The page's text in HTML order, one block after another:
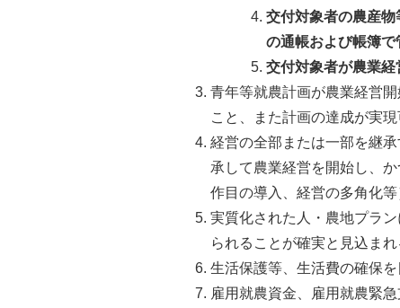
交付対象者の農産
の通帳および帳簿で
交付対象者が農業経
青年等就農計画が農業経営
こと、また計画の達成が実
経営の全部または一部を継
承して農業経営を開始し、
作目の導入、経営の多角化
実質化された人・農地プラ
られることが確実と見込まれ
生活保護等、生活費の確保
雇用就農資金、雇用就農緊